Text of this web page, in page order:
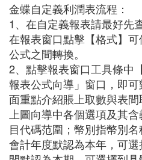
金蝶自定義利潤表流程：
1、在自定義報表請最好先
在報表窗口點擊【格式】
公式之間轉換。
2、點擊報表窗口工具條中
報表公式向導」窗口，即
面重點介紹賬上取數與表間
上圖向導中各個選項及其
目代碼范圍；幣別指幣別
會計年度默認為本年，可